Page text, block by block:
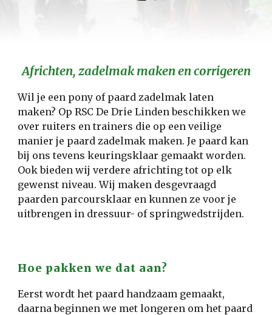
Africhten, zadelmak maken en corrigeren
Wil je een pony of paard zadelmak laten
maken? Op RSC De Drie Linden beschikken we
over ruiters en trainers die op een veilige
manier je paard zadelmak maken. Je paard kan
bij ons tevens keuringsklaar gemaakt worden.
Ook bieden wij verdere africhting tot op elk
gewenst niveau. Wij maken desgevraagd
paarden parcoursklaar en kunnen ze voor je
uitbrengen in dressuur- of springwedstrijden.
Hoe pakken we dat aan?
Eerst wordt het paard handzaam gemaakt,
daarna beginnen we met longeren om het paard